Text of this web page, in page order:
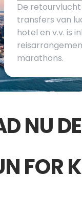
De
transfers van
hotel en v.v. is
marathons.
NU
FOR